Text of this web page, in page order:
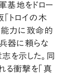
基地をドロー
トロイの木
能力に致命的
器に頼らな
を示した。同
る衝撃を「真